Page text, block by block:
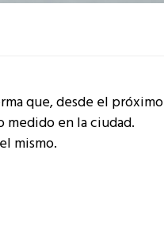
que, desde el próximo
medido en la ciudad.
mismo.